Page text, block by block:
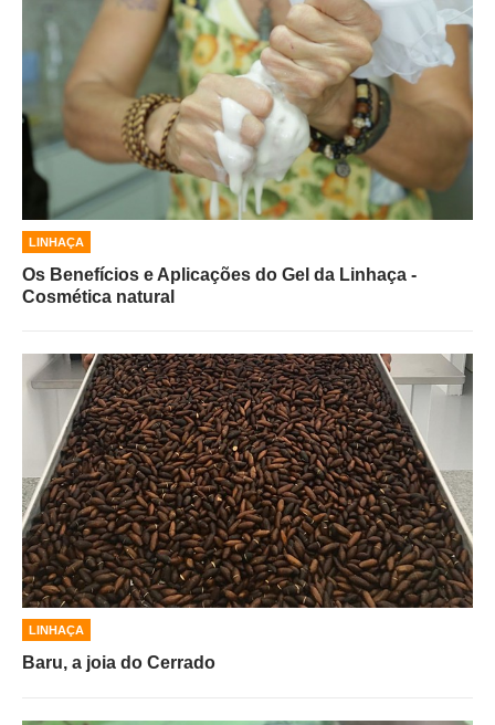
LINHAÇA
Os Benefícios e Aplicações do Gel da Linhaça -
Cosmética natural
LINHAÇA
Baru, a joia do Cerrado